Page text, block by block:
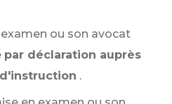
ou son avocat
par déclaration auprès
.